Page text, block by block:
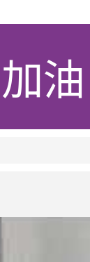
油